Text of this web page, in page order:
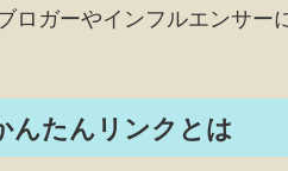
ロガーやインフルエンサー
んたんリンクとは